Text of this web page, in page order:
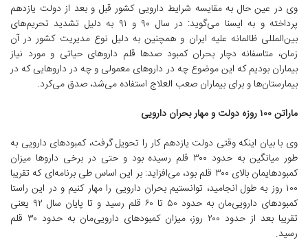
وی در عین حال به مقایسه شرایط دارویی کشور قبل و بعد از دولت یازدهم
پرداخته و به ایسنا می‌گوید: در سال ۹۰ و ۹۱ به دلیل تشدید تحریم‌های
بین‌المللی ظالمانه علیه ایران و همچنین به دلیل نوع مدیریت کشور در آن
زمان، متاسفانه دچار بحران کمبود صدها قلم داروهای حیاتی و مورد نیاز
بیماران بودیم که این موضوع چه در داروهای معمولی و چه در داروهایی که در
بیمارستان‌ها و برای بیماران صعب العلاج استفاده می‌شد، صدق می‌کرد.
ماراتن ۱۰۰ روزه دولت و مهار بحران دارویی
وی با بیان اینکه وقتی دولت یازدهم کار را تحویل گرفت، کمبودهای دارویی به
طور میانگین به حدود ۳۰۰ قلم رسیده بود و حتی در برخی داروها میزان
کمبودهایمان بالای ۳۰۰ قلم بود، می‌افزاید: بر این اساس طی برنامه‌ای که تقریبا
۱۰۰ روز به طول انجامید، توانستیم بحران دارویی را مهار کنیم و در این راستا
کمبودهای دارویی‌مان به حدود ۵۰ تا ۶۰ قلم رسید و تا پایان سال ۹۲ یعنی
تقریبا بعد از حدود ۲۰۰ روز، میزان کمبودهای دارویی‌مان به حدود ۳۰ قلم
رسید.